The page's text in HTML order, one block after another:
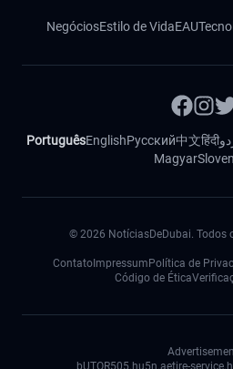
NegóciosEstilo de VidaEAU
PortuguêsEnglishРусский中文हिंदी
Magyar
© 2026 NotíciasDeDubai. Todos
Contato Impressum Política de
Código de Ética
bUTOR505.hu5n.aetire-